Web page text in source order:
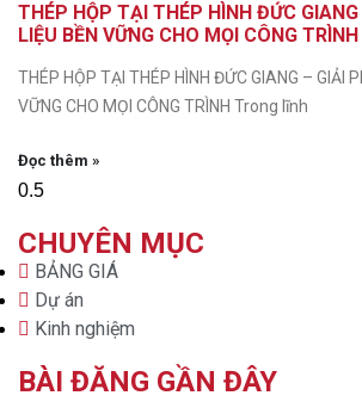
THÉP HỘP TẠI THÉP HÌNH ĐỨC
LIỆU BỀN VỮNG CHO MỌI CÔNG TRÌNH
THÉP HỘP TẠI THÉP HÌNH ĐỨC GIANG – GIẢI
VỮNG CHO MỌI CÔNG TRÌNH Trong lĩnh
Đọc thêm »
CHUYÊN MỤC
BẢNG GIÁ
Dự án
Kinh nghiệm
BÀI ĐĂNG GẦN ĐÂY